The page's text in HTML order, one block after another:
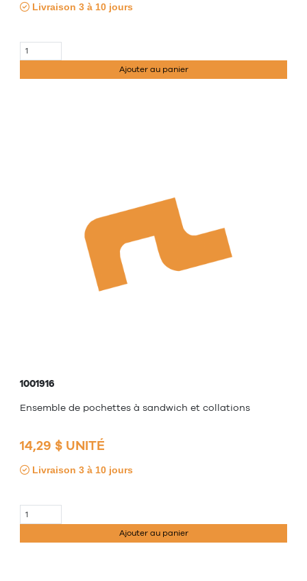
Livraison 3 à 10 jours
Ajouter au panier
1001916
Ensemble de pochettes à sandwich et collations
14,29 $ UNITÉ
Livraison 3 à 10 jours
Ajouter au panier